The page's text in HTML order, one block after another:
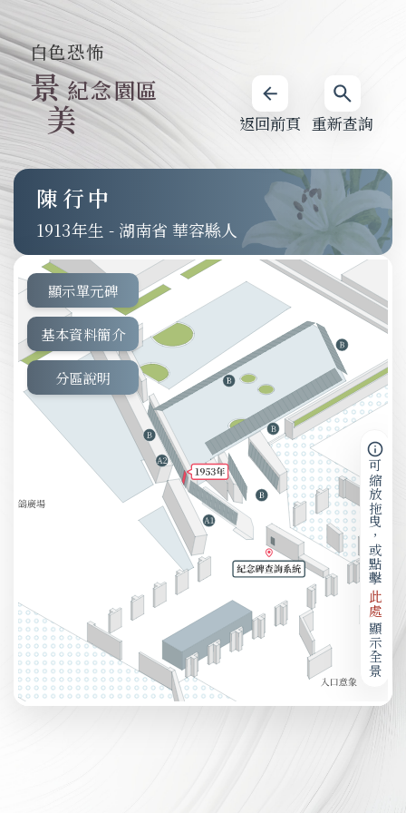
重新查詢
返回前頁
白色恐怖
景
美
紀念園區
陳行中
1913 - 湖南省 華容縣人
顯示單元碑
基本資料簡介
分區說明
可縮放拖曳，或點擊
此處
顯示全景